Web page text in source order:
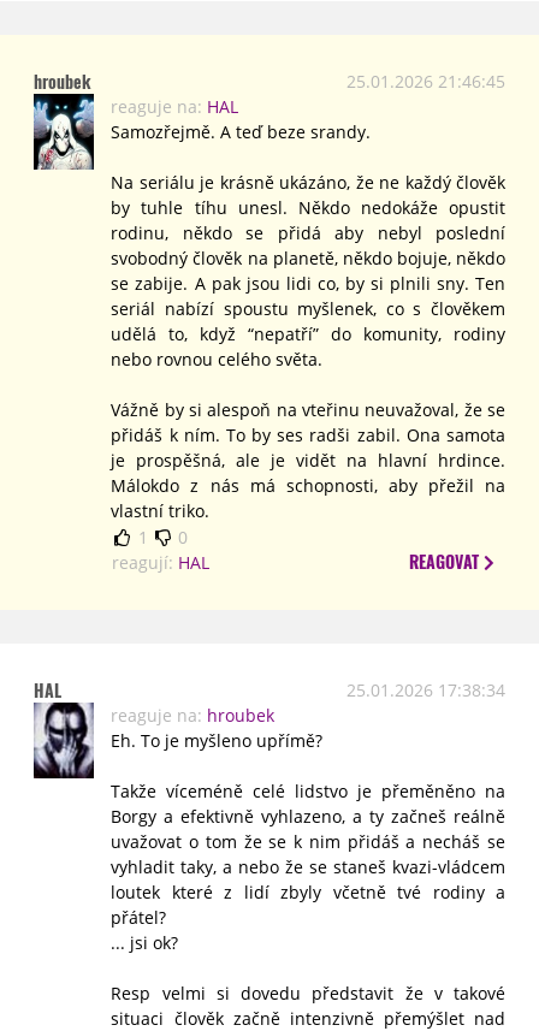
hroubek
25.01.2026 21:46:45
reaguje na: HAL
Samozřejmě. A teď beze srandy.
Na seriálu je krásně ukázáno, že ne každý člověk
by tuhle tíhu unesl. Někdo nedokáže opustit
rodinu, někdo se přidá aby nebyl poslední
svobodný člověk na planetě, někdo bojuje, někdo
se zabije. A pak jsou lidi co, by si plnili sny. Ten
seriál nabízí spoustu myšlenek, co s člověkem
udělá to, když “nepatří” do komunity, rodiny
nebo rovnou celého světa.
Vážně by si alespoň na vteřinu neuvažoval, že se
přidáš k ním. To by ses radši zabil. Ona samota
je prospěšná, ale je vidět na hlavní hrdince.
Málokdo z nás má schopnosti, aby přežil na
vlastní triko.
1
0
reagují: HAL REAGOVAT
HAL
25.01.2026 17:38:34
reaguje na: hroubek
Eh. To je myšleno upřímě?
Takže víceméně celé lidstvo je přeměněno na
Borgy a efektivně vyhlazeno, a ty začneš reálně
uvažovat o tom že se k nim přidáš a necháš se
vyhladit taky, a nebo že se staneš kvazi-vládcem
loutek které z lidí zbyly včetně tvé rodiny a
přátel?
... jsi ok?
Resp velmi si dovedu představit že v takové
situaci člověk začně intenzivně přemýšlet nad